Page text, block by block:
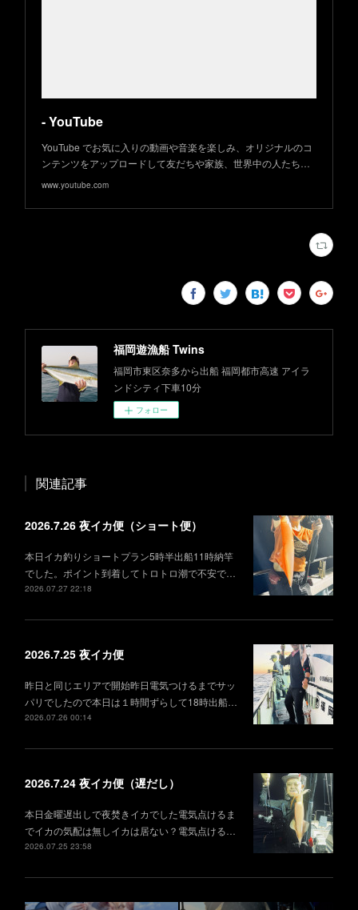
- YouTube
YouTube でお気に入りの動画や音楽を楽しみ、オリジナルのコ
ンテンツをアップロードして友だちや家族、世界中の人たち…
www.youtube.com
福岡遊漁船 Twins
福岡市東区奈多から出船 福岡都市高速 アイラ
ンドシティ下車10分
フォロー
関連記事
2026.7.26 夜イカ便（ショート便）
本日イカ釣りショートプラン5時半出船11時納竿
でした。ポイント到着してトロトロ潮で不安で…
2026.07.27 22:18
2026.7.25 夜イカ便
昨日と同じエリアで開始昨日電気つけるまでサッ
パリでしたので本日は１時間ずらして18時出船…
2026.07.26 00:14
2026.7.24 夜イカ便（遅だし）
本日金曜遅出しで夜焚きイカでした電気点けるま
でイカの気配は無しイカは居ない？電気点ける…
2026.07.25 23:58